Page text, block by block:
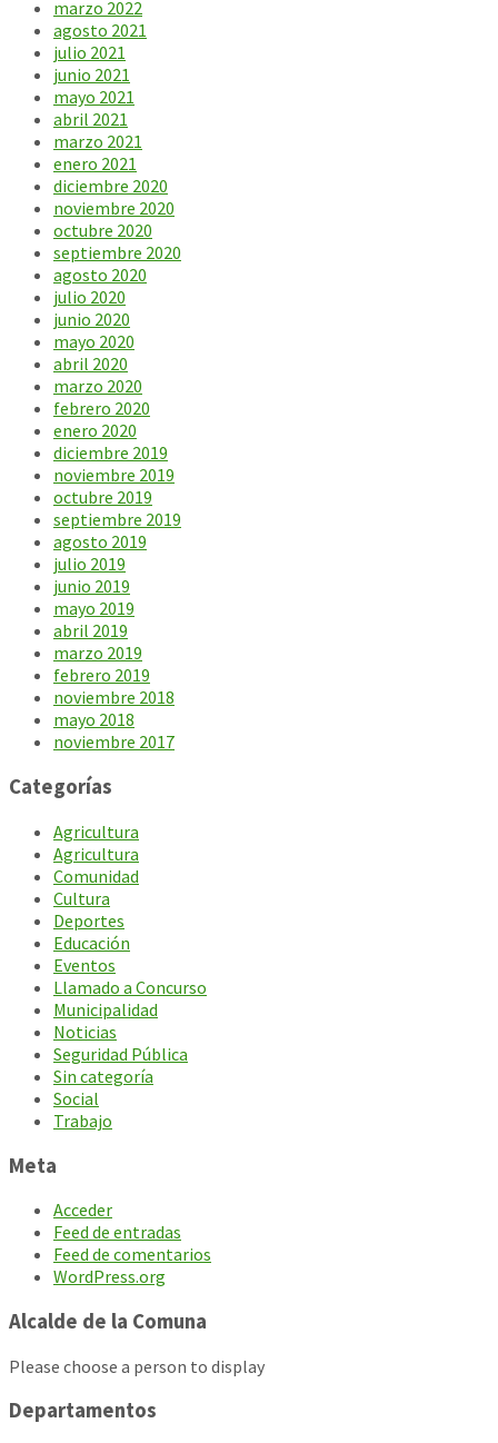
marzo 2022
agosto 2021
julio 2021
junio 2021
mayo 2021
abril 2021
marzo 2021
enero 2021
diciembre 2020
noviembre 2020
octubre 2020
septiembre 2020
agosto 2020
julio 2020
junio 2020
mayo 2020
abril 2020
marzo 2020
febrero 2020
enero 2020
diciembre 2019
noviembre 2019
octubre 2019
septiembre 2019
agosto 2019
julio 2019
junio 2019
mayo 2019
abril 2019
marzo 2019
febrero 2019
noviembre 2018
mayo 2018
noviembre 2017
Categorías
Agricultura
Agricultura
Comunidad
Cultura
Deportes
Educación
Eventos
Llamado a Concurso
Municipalidad
Noticias
Seguridad Pública
Sin categoría
Social
Trabajo
Meta
Acceder
Feed de entradas
Feed de comentarios
WordPress.org
Alcalde de la Comuna
Please choose a person to display
Departamentos